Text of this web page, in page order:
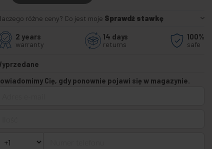
różne ceny? Co jest moje Sprawdź stawkę
2 years
warranty
14 days
returns
100%
safe
Cię, gdy ponownie pojawi się w magazynie.